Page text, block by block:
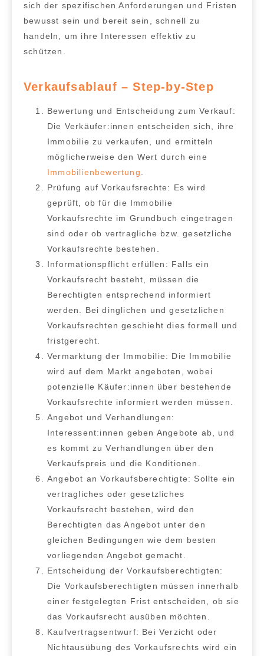
sich der spezifischen Anforderungen und Fristen
bewusst sein und bereit sein, schnell zu
handeln, um ihre Interessen effektiv zu
schützen.
Verkaufsablauf – Step-by-Step
Bewertung und Entscheidung zum Verkauf:
Die Verkäufer:innen entscheiden sich, ihre
Immobilie zu verkaufen, und ermitteln
möglicherweise den Wert durch eine
Immobilienbewertung
Prüfung auf Vorkaufsrechte: Es wird
geprüft, ob für die Immobilie
Vorkaufsrechte im Grundbuch eingetragen
sind oder ob vertragliche bzw. gesetzliche
Vorkaufsrechte bestehen.
Informationspflicht erfüllen: Falls ein
Vorkaufsrecht besteht, müssen die
Berechtigten entsprechend informiert
werden. Bei dinglichen und gesetzlichen
Vorkaufsrechten geschieht dies formell und
fristgerecht.
Vermarktung der Immobilie: Die Immobilie
wird auf dem Markt angeboten, wobei
potenzielle Käufer:innen über bestehende
Vorkaufsrechte informiert werden müssen.
Angebot und Verhandlungen:
Interessent:innen geben Angebote ab, und
es kommt zu Verhandlungen über den
Verkaufspreis und die Konditionen.
Angebot an Vorkaufsberechtigte: Sollte ein
vertragliches oder gesetzliches
Vorkaufsrecht bestehen, wird den
Berechtigten das Angebot unter den
gleichen Bedingungen wie dem besten
vorliegenden Angebot gemacht.
Entscheidung der Vorkaufsberechtigten:
Die Vorkaufsberechtigten müssen innerhalb
einer festgelegten Frist entscheiden, ob sie
das Vorkaufsrecht ausüben möchten.
Kaufvertragsentwurf: Bei Verzicht oder
Nichtausübung des Vorkaufsrechts wird ein